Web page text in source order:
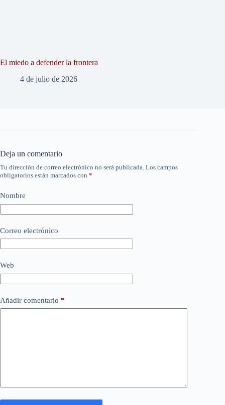
El miedo a defender la frontera
4 de julio de 2026
Deja un comentario
Tu dirección de correo electrónico no será publicada. Los campos
obligatorios están marcados con *
Nombre
Correo electrónico
Web
Añadir comentario *